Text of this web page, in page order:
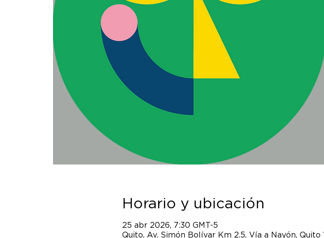
Horario y ubicación
25 abr 2026, 7:30 GMT-5
Quito, Av. Simón Bolívar Km 2.5, Vía a Nayón, Quito